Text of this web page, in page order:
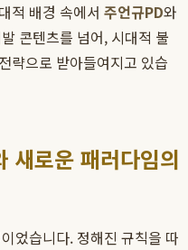
적 배경 속에서 주언규PD와
콘텐츠를 넘어, 시대적 불
략으로 받아들여지고 있습
새로운 패러다임의
었습니다. 정해진 규칙을 따